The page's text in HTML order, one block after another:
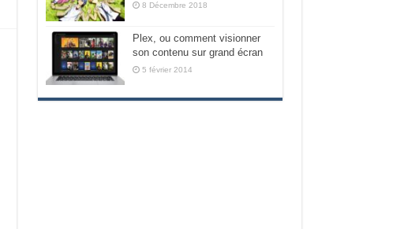
8 Décembre 2018
Plex, ou comment visionner
son contenu sur grand écran
5 février 2014